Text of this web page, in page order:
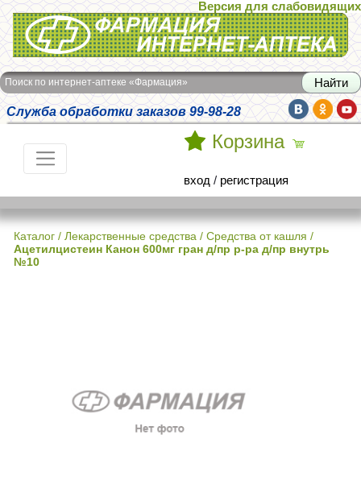
Интернет-аптека Фармация
Версия для слабовидящих
Поиск по интернет-аптеке «Фармация»
Служба обработки заказов 99-98-28
Корзина
вход / регистрация
Каталог / Лекарственные средства / Средства от кашля /
Ацетилцистеин Канон 600мг гран д/пр р-ра д/пр внутрь
№10